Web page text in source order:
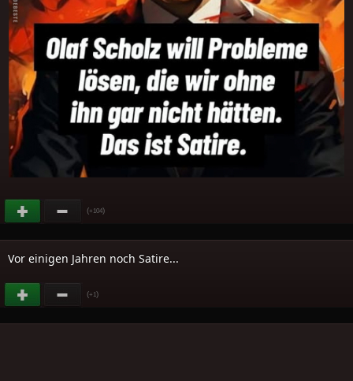
(+104)
Vor einigen Jahren noch Satire...
(+1)